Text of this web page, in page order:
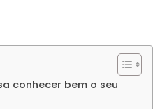
conhecer bem o seu